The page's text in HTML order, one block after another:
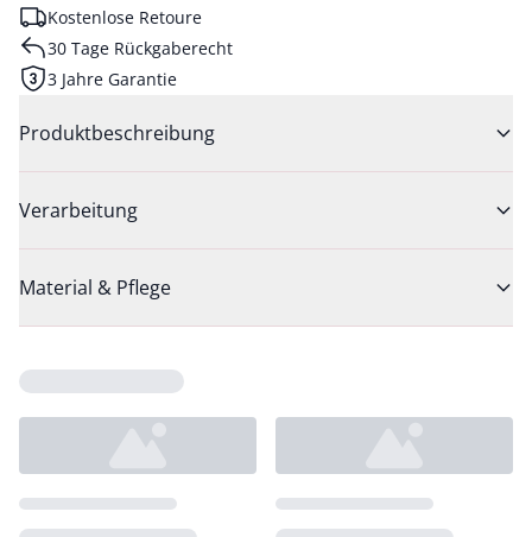
Kostenlose Retoure
30 Tage Rückgaberecht
3 Jahre Garantie
Produktbeschreibung
Verarbeitung
Material & Pflege